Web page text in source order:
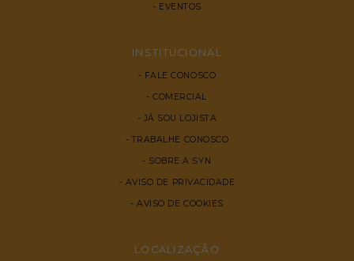
EVENTOS
INSTITUCIONAL
FALE CONOSCO
COMERCIAL
JÁ SOU LOJISTA
TRABALHE CONOSCO
SOBRE A SYN
AVISO DE PRIVACIDADE
AVISO DE COOKIES
LOCALIZAÇÃO